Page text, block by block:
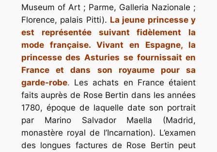
Museum of Art ; Parme, Galleria Nazionale ;
Florence, palais Pitti). La jeune princesse y
est représentée suivant fidèlement la
mode française. Vivant en Espagne, la
princesse des Asturies se fournissait en
France et dans son royaume pour sa
garde-robe. Les achats en France étaient
faits auprès de Rose Bertin dans les années
1780, époque de laquelle date son portrait
par Marino Salvador Maella (Madrid,
monastère royal de l’Incarnation). L’examen
des longues factures de Rose Bertin peut